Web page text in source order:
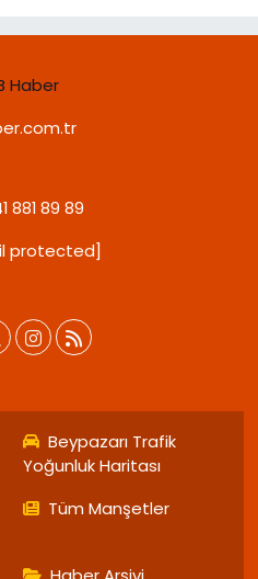
881 89 89
protected]
Beypazarı Trafik
Yoğunluk Haritası
Tüm Manşetler